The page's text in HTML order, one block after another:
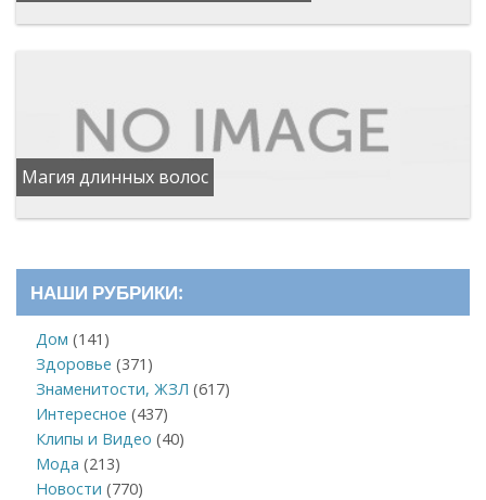
Магия длинных волос
НАШИ РУБРИКИ:
Дом (141)
Здоровье (371)
Знаменитости, ЖЗЛ (617)
Интересное (437)
Клипы и Видео (40)
Мода (213)
Новости (770)